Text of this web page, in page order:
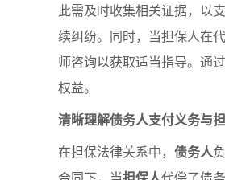
此需及时收集相关证据，以
续纠纷。同时，当担保人在
师咨询以获取适当指导。通
权益。
清晰理解债务人支付义务与
在担保法律关系中， 债务人